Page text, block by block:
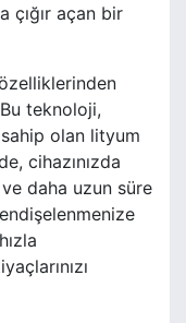
çığır açan bir
teknoloji,
olan lityum
cihazınızda
daha uzun süre